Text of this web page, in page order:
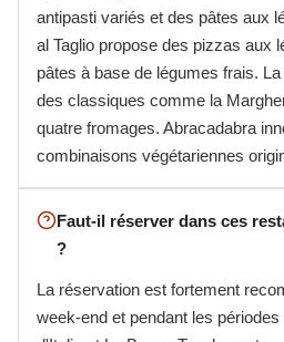
antipasti variés et des pâtes aux
al Taglio propose des pizzas aux
pâtes à base de légumes frais.
des classiques comme la
quatre fromages. Abracadabra
combinaisons végétariennes
Faut-il réserver dans ces
?
La réservation est fortement
week-end et pendant les